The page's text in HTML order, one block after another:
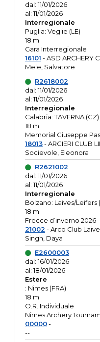
dal: 11/01/2026
al: 11/01/2026
Interregionale
Puglia: Veglie (LE)
18 m
Gara Interregionale
16101 - ASD ARCHERY
Mele, Salvatore
R2618002
dal: 11/01/2026
al: 11/01/2026
Interregionale
Calabria: TAVERNA (CZ)
18 m
Memorial Giuseppe
18013- ARCIERI CLUB
Socievole, Eleonora
R2621002
dal: 11/01/2026
al: 11/01/2026
Interregionale
Bolzano: Laives/Leifers
18 m
Frecce d’inverno 2026
21002 - Arco Club
Singh, Daya
E2600003
dal: 16/01/2026
al: 18/01/2026
Estere
: Nimes (FRA)
18 m
O.R. Individuale
Nimes Archery
00000-
--